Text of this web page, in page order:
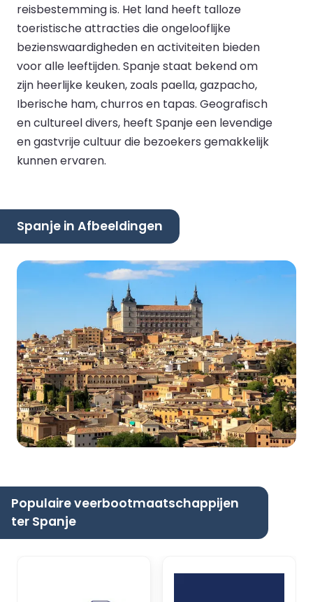
reisbestemming is. Het land heeft talloze
toeristische attracties die ongelooflijke
bezienswaardigheden en activiteiten bieden
voor alle leeftijden. Spanje staat bekend om
zijn heerlijke keuken, zoals paella, gazpacho,
Iberische ham, churros en tapas. Geografisch
en cultureel divers, heeft Spanje een levendige
en gastvrije cultuur die bezoekers gemakkelijk
kunnen ervaren.
Spanje in Afbeeldingen
Populaire veerbootmaatschappijen
ter Spanje